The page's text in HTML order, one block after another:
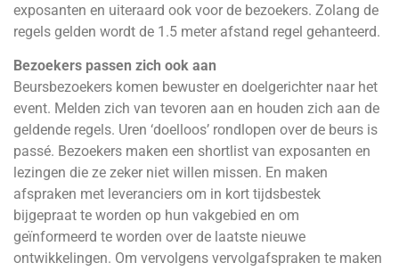
exposanten en uiteraard ook voor de bezoekers. Zolang de
regels gelden wordt de 1.5 meter afstand regel gehanteerd.
Bezoekers passen zich ook aan
Beursbezoekers komen bewuster en doelgerichter naar het
event. Melden zich van tevoren aan en houden zich aan de
geldende regels. Uren ‘doelloos’ rondlopen over de beurs is
passé. Bezoekers maken een shortlist van exposanten en
lezingen die ze zeker niet willen missen. En maken
afspraken met leveranciers om in kort tijdsbestek
bijgepraat te worden op hun vakgebied en om
geïnformeerd te worden over de laatste nieuwe
ontwikkelingen. Om vervolgens vervolgafspraken te maken